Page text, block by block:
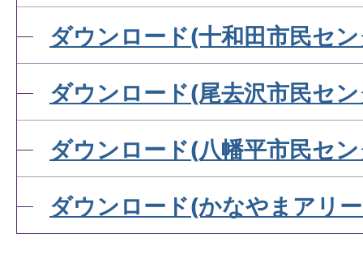
ダウンロード(十和田市民セ
ダウンロード(尾去沢市民セ
ダウンロード(八幡平市民セ
ダウンロード(かなやまアリ